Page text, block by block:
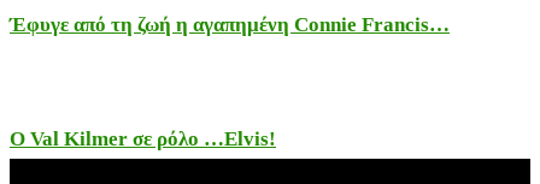
Έφυγε από τη ζωή η αγαπημένη Connie Francis…
Ο Val Kilmer σε ρόλο …Elvis!